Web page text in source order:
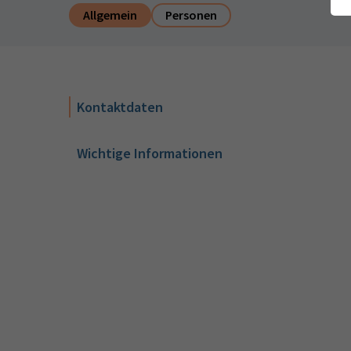
Allgemein Personen
Kontaktdaten
Wichtige Informationen